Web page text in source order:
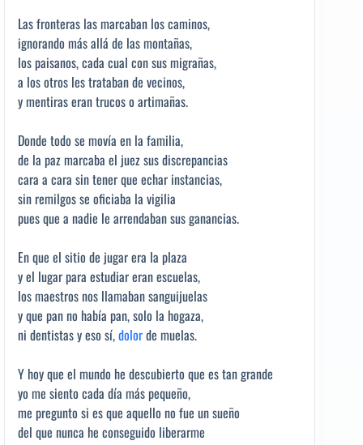
Las fronteras las marcaban los caminos,
ignorando más allá de las montañas,
los paisanos, cada cual con sus migrañas,
a los otros les trataban de vecinos,
y mentiras eran trucos o artimañas.
Donde todo se movía en la familia,
de la paz marcaba el juez sus discrepancias
cara a cara sin tener que echar instancias,
sin remilgos se oficiaba la vigilia
pues que a nadie le arrendaban sus ganancias.
En que el sitio de jugar era la plaza
y el lugar para estudiar eran escuelas,
los maestros nos llamaban sanguijuelas
y que pan no había pan, solo la hogaza,
ni dentistas y eso sí,dolorde muelas.
Y hoy que el mundo he descubierto que es tan grande
yo me siento cada día más pequeño,
me pregunto si es que aquello no fue un sueño
del que nunca he conseguido liberarme